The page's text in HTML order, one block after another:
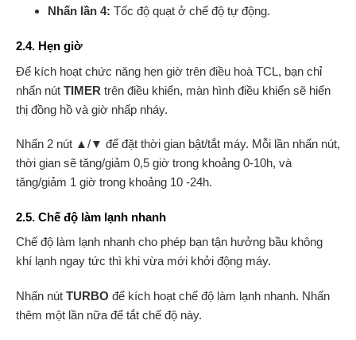
Nhấn lần 4: Tốc độ quạt ở chế độ tự động.
2.4. Hẹn giờ
Để kích hoạt chức năng hẹn giờ trên điều hoà TCL, bạn chỉ
nhấn nút TIMER trên điều khiển, màn hình điều khiển sẽ hiển
thị đồng hồ và giờ nhấp nháy.
Nhấn 2 nút ▲/▼ để đặt thời gian bật/tắt máy. Mỗi lần nhấn nút,
thời gian sẽ tăng/giảm 0,5 giờ trong khoảng 0-10h, và
tăng/giảm 1 giờ trong khoảng 10 -24h.
2.5. Chế độ làm lạnh nhanh
Chế độ làm lạnh nhanh cho phép bạn tận hưởng bầu không
khí lạnh ngay tức thì khi vừa mới khởi động máy.
Nhấn nút TURBO để kích hoạt chế độ làm lạnh nhanh. Nhấn
thêm một lần nữa để tắt chế độ này.